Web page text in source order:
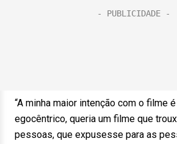
“A minha maior intenção com o filme
egocêntrico, queria um filme que
pessoas, que expusesse para as